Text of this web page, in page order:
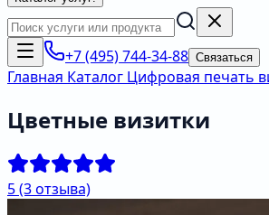
+7 (495) 744-34-88 Связаться
Главная Каталог Цифровая печать
Цветные визитки
5(3 отзыва)